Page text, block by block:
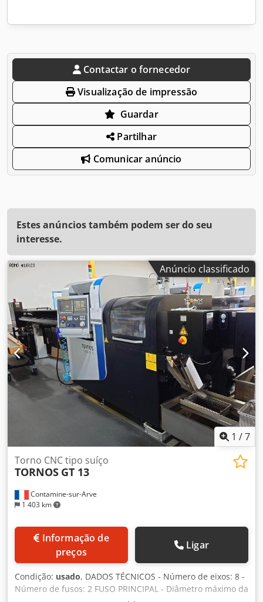
Contactar o fornecedor
Visualização de impressão
Guardar
Partilhar
Comunicar anúncio
Estes anúncios também podem ser do seu
interesse.
Anúncio classificado
1 /7
Contamine-sur-Arve
1 403 km
Torno CNC tipo suíço
TORNOS GT 13
preços
Ligar
Condição: usado, DADOS TÉCNICOS - Número de eixos: 8 -
Número de fusos: 2 FUSO PRINCIPAL - Diâmetro máximo da